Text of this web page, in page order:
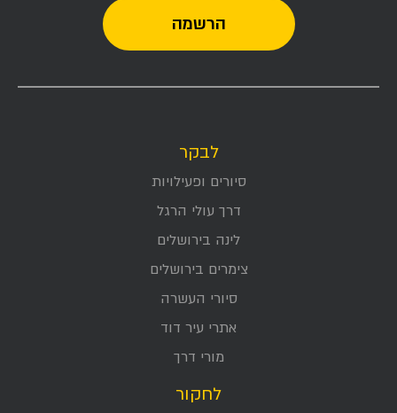
לבקר
סיורים ופעילויות
דרך עולי הרגל
לינה בירושלים
צימרים בירושלים
סיורי העשרה
אתרי עיר דוד
מורי דרך
לחקור